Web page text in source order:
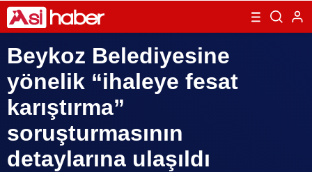
Beykoz Belediyesine
yönelik “ihaleye fesat
karıştırma”
soruşturmasının
detaylarına ulaşıldı